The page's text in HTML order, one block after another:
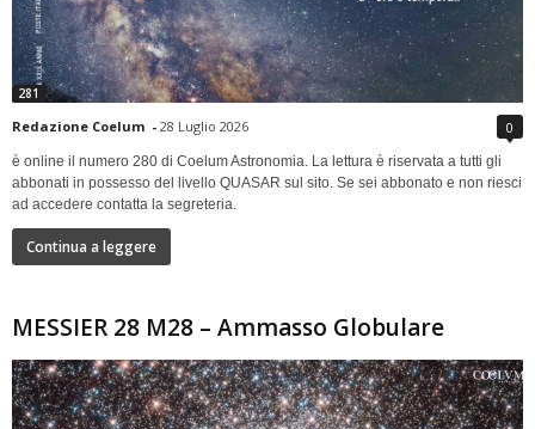
281
Redazione Coelum - 28 Luglio 2026 0
è online il numero 280 di Coelum Astronomia. La lettura è riservata a tutti gli
abbonati in possesso del livello QUASAR sul sito. Se sei abbonato e non riesci
ad accedere contatta la segreteria.
Continua a leggere
MESSIER 28 M28 – Ammasso Globulare